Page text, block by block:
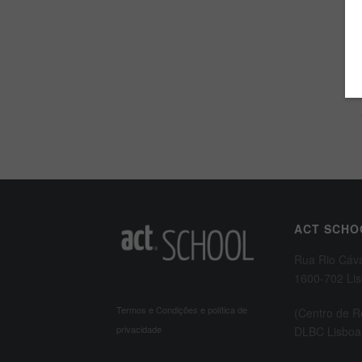
Termos e Condições e política de
privacidade
ACT
Rua Rio
1600-702
(Centro de
DLBC Lisboa)